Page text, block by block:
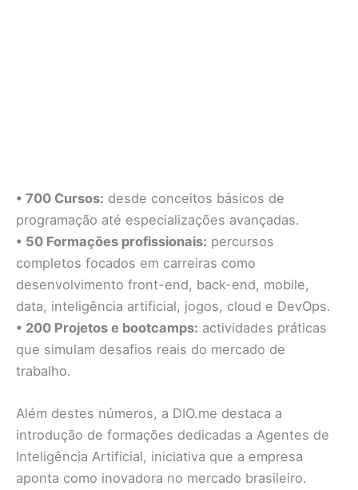
• 700 Cursos: desde conceitos básicos de
programação até especializações avançadas.
• 50 Formações profissionais: percursos
completos focados em carreiras como
desenvolvimento front-end, back-end, mobile,
data, inteligência artificial, jogos, cloud e DevOps.
• 200 Projetos e bootcamps: actividades práticas
que simulam desafios reais do mercado de
trabalho.
Além destes números, a DIO.me destaca a
introdução de formações dedicadas a Agentes de
Inteligência Artificial, iniciativa que a empresa
aponta como inovadora no mercado brasileiro.